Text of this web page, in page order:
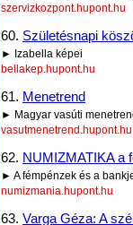
szervizkozpont.hupont.hu
60. Születésnapi
► Izabella képei
bellakep.hupont.hu
61. Menetrend
► Magyar vasúti
vasutmenetrend.hupont.hu
62. NUMIZMATIKA a
► A fémpénzek és a
numizmania.hupont.hu
63. Varga Géza: A